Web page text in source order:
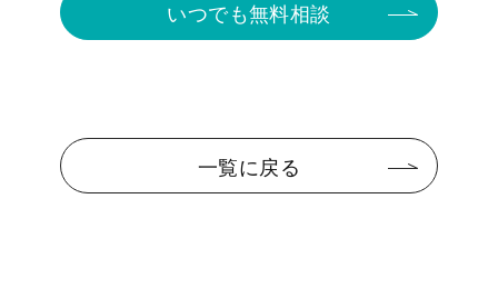
いつでも無料相談
一覧に戻る